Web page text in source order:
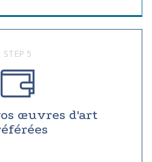
STEP 5
œuvres d'art